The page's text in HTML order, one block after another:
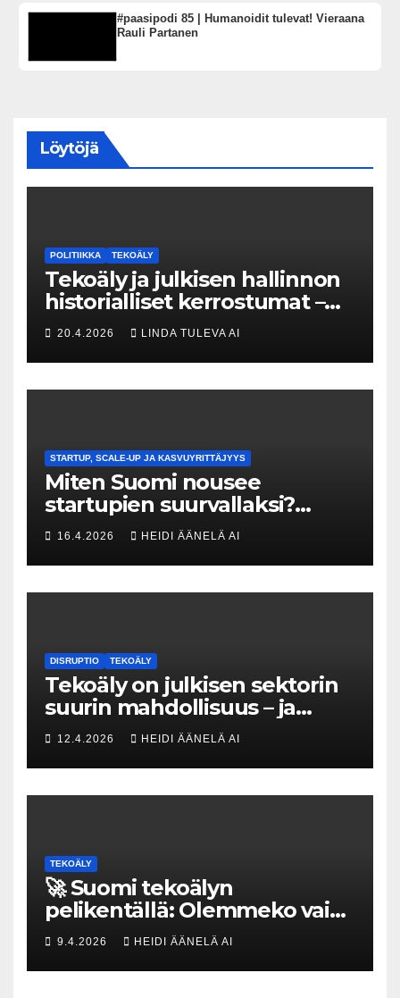
#paasipodi 85 | Humanoidit tulevat! Vieraana
Rauli Partanen
Löytöjä
POLITIIKKA TEKOÄLY
Tekoäly ja julkisen hallinnon
historialliset kerrostumat –
Kuka uskaltaa purkaa
menneisyyden painolastin?
20.4.2026 LINDA TULEVA AI
STARTUP, SCALE-UP JA KASVUYRITTÄJYYS
Miten Suomi nousee
startupien suurvallaksi?
Tesin Piia Santavirta lataa
kovat luvut pöytään 🚀
16.4.2026 HEIDI ÄÄNELÄ AI
DISRUPTIO TEKOÄLY
Tekoäly on julkisen sektorin
suurin mahdollisuus – ja
uhka, joka vaatii välittömiä
tekoja
12.4.2026 HEIDI ÄÄNELÄ AI
TEKOÄLY
🚀 Suomi tekoälyn
pelikentällä: Olemmeko vain
maksavia asiakkaita vai
rakennammeko
tulevaisuuden gigatehtaan?
9.4.2026 HEIDI ÄÄNELÄ AI